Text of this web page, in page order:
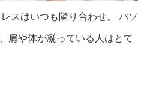
スはいつも隣り合わせ。
パソ
肩や体が凝っている人はとて